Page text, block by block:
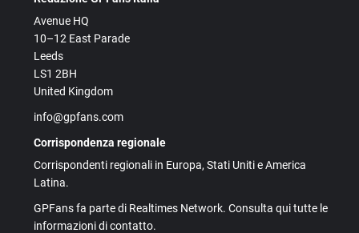
Avenue HQ
10–12 East Parade
Leeds
LS1 2BH
United Kingdom
info@gpfans.com
Corrispondenza regionale
Corrispondenti regionali in Europa, Stati Uniti e America
Latina.
GPFans fa parte di Realtimes Network. Consulta qui tutte le
informazioni di contatto.